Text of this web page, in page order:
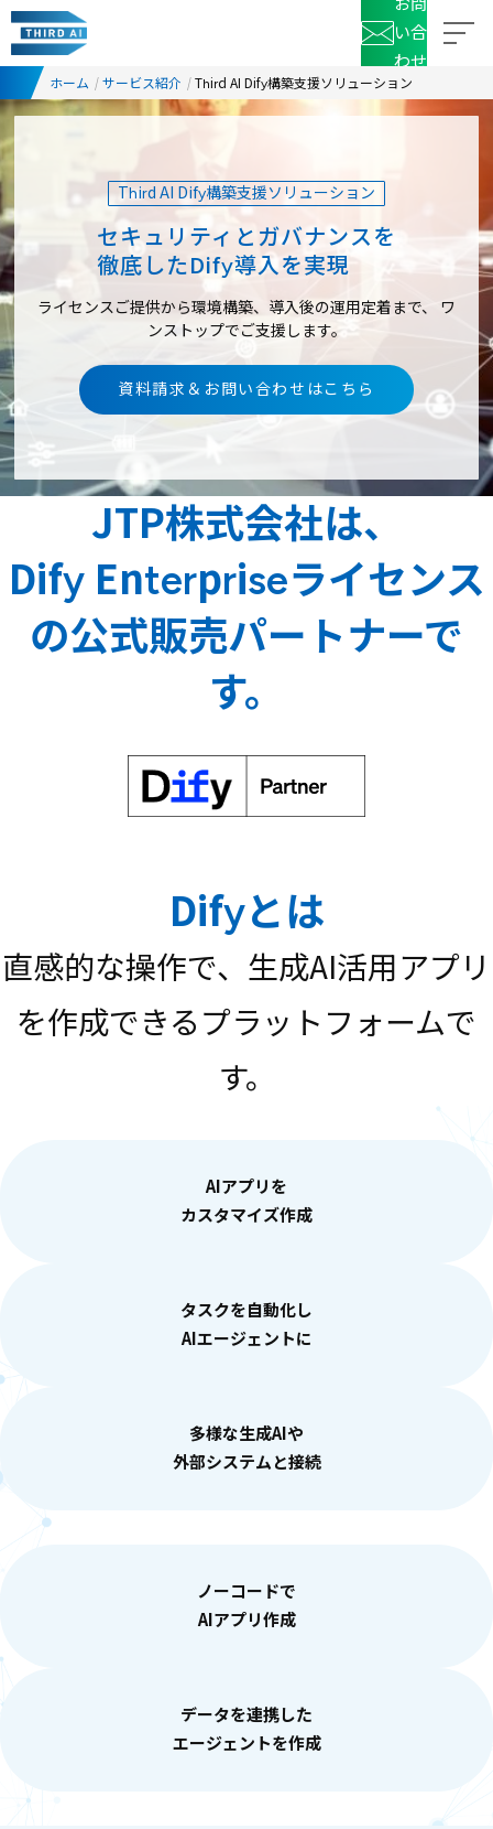
お問
い合
わせ
ホーム サービス紹介 Third AI Dify構築支援ソリューション
Third AI Dify構築支援ソリューション
セキュリティとガバナンスを
徹底したDify導入を実現
ライセンスご提供から環境構築、導入後の運用定着まで、
ワ
ンストップでご支援します。
資料請求＆お問い合わせはこちら
JTP株式会社は、
Dify Enterpriseライセンス
の公式販売パートナーで
す。
Difyとは
直感的な操作で、生成AI活用アプリ
を作成できるプラットフォームで
す。
AIアプリを
カスタマイズ作成
タスクを自動化し
AIエージェントに
多様な生成AIや
外部システムと接続
ノーコードで
AIアプリ作成
データを連携した
エージェントを作成